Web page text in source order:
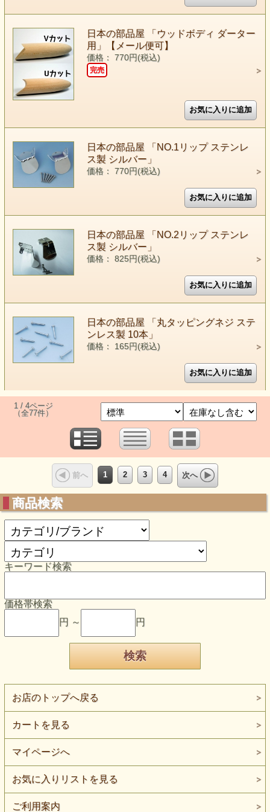
日本の部品屋 「ウッドボディ ダーター
用」【メール便可】
価格： 770円(税込)
完売
日本の部品屋 「NO.1リップ ステンレ
ス製 シルバー」
価格： 770円(税込)
日本の部品屋 「NO.2リップ ステンレ
ス製 シルバー」
価格： 825円(税込)
日本の部品屋 「丸タッピングネジ ステ
ンレス製 10本」
価格： 165円(税込)
1 / 4ページ
（全77件）
前へ 1 2 3 4 次へ
商品検索
キーワード検索
価格帯検索
円 ～
円
お店のトップへ戻る
カートを見る
マイページへ
お気に入りリストを見る
ご利用案内